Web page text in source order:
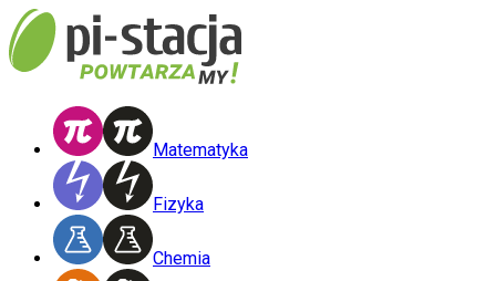
Matematyka
Fizyka
Chemia